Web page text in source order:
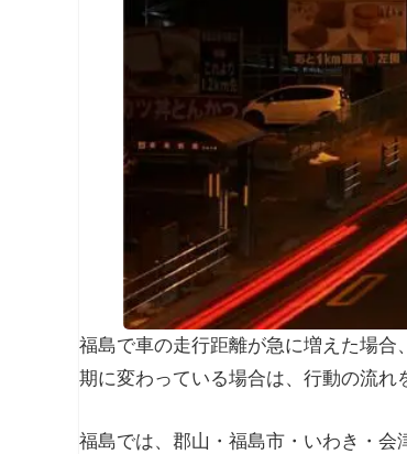
福島で車の走行距離が急に増えた場
期に変わっている場合は、行動の流れ
福島では、郡山・福島市・いわき・